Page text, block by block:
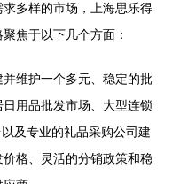
多样的市场，上海思乐得
焦于以下几个方面：
并维护一个多元、稳定的批
用品批发市场、大型连锁
及专业的礼品采购公司建
格、灵活的分销政策和稳